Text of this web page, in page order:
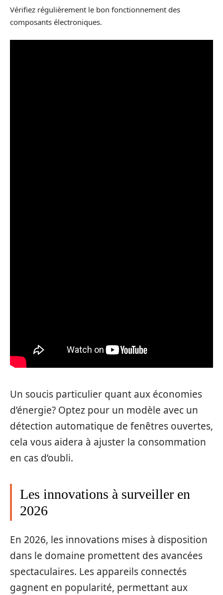
Vérifiez régulièrement le bon fonctionnement des
composants électroniques.
Un soucis particulier quant aux économies
d’énergie? Optez pour un modèle avec un
détection automatique de fenêtres ouvertes,
cela vous aidera à ajuster la consommation
en cas d’oubli.
Les innovations à surveiller en
2026
En 2026, les innovations mises à disposition
dans le domaine promettent des avancées
spectaculaires. Les appareils connectés
gagnent en popularité, permettant aux